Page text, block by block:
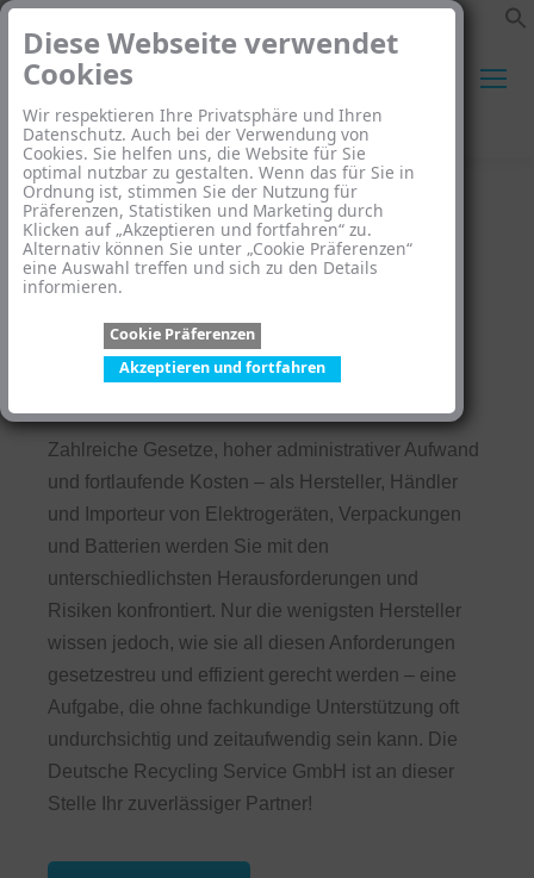
Diese Webseite verwendet
Cookies
Wir respektieren Ihre Privatsphäre und Ihren
Datenschutz. Auch bei der Verwendung von
Cookies. Sie helfen uns, die Website für Sie
optimal nutzbar zu gestalten. Wenn das für Sie in
Ordnung ist, stimmen Sie der Nutzung für
Präferenzen, Statistiken und Marketing durch
Klicken auf „Akzeptieren und fortfahren“ zu.
Alternativ können Sie unter „Cookie Präferenzen“
eine Auswahl treffen und sich zu den Details
informieren.
Cookie Präferenzen
Akzeptieren und fortfahren
Search:
Wir kümmern uns um Ihre
Umwelt-Compliance
Zahlreiche Gesetze, hoher administrativer Aufwand
und fortlaufende Kosten – als Hersteller, Händler
und Importeur von Elektrogeräten, Verpackungen
und Batterien werden Sie mit den
unterschiedlichsten Herausforderungen und
Risiken konfrontiert. Nur die wenigsten Hersteller
wissen jedoch, wie sie all diesen Anforderungen
gesetzestreu und effizient gerecht werden – eine
Aufgabe, die ohne fachkundige Unterstützung oft
undurchsichtig und zeitaufwendig sein kann. Die
Deutsche Recycling Service GmbH ist an dieser
Stelle Ihr zuverlässiger Partner!